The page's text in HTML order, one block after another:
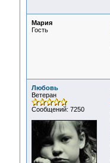
Мария
Гость
Любовь
Ветеран
Сообщений: 7250